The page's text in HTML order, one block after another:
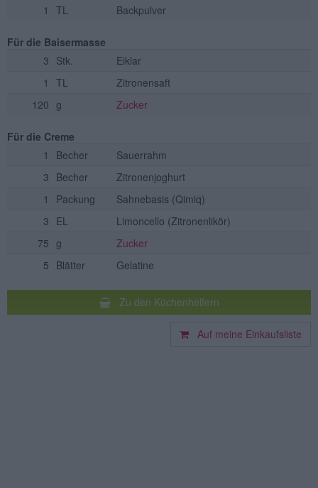
1
TL Backpulver
Für die Baisermasse
3 Stk.
Eiklar
1
TL
Zitronensaft
120 g Zucker
Für die Creme
1
Becher
Sauerrahm
3 Becher
Zitronenjoghurt
1
Packung Sahnebasis (Qimiq)
3 EL Limoncello (Zitronenlikör)
75 g
Zucker
5 Blätter Gelatine
Zu den Küchenhelfern
Auf meine Einkaufsliste